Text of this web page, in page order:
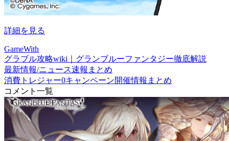
詳細を見る
GameWith
グラブル攻略wiki｜グランブルーファンタジー徹底解説
最新情報/ニュース速報まとめ
消費トレジャー0キャンペーン開催情報まとめ
コメント一覧